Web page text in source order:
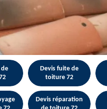
de
Devis fuite de
toiture 72
Devis réparation